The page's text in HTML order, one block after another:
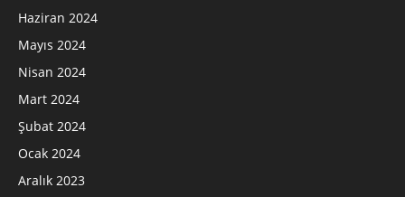
Haziran 2024
Mayıs 2024
Nisan 2024
Mart 2024
Şubat 2024
Ocak 2024
Aralık 2023